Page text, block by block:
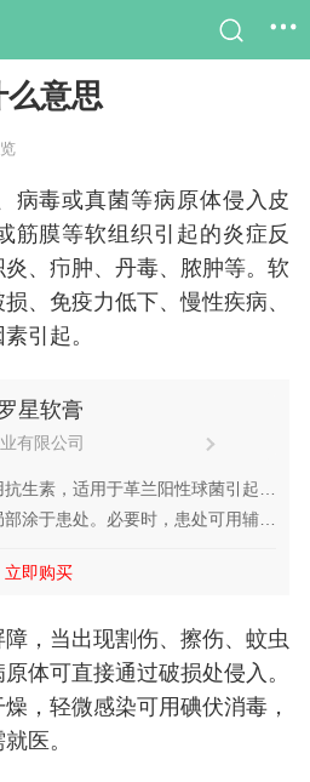
意思
病毒或真菌等病原体侵入皮
筋膜等软组织引起的炎症反
、疖肿、丹毒、脓肿等。软
、免疫力低下、慢性疾病、
引起。
星软膏
有限公司
生素，适用于革兰阳性球菌引起的
肿、毛囊炎等原发性皮肤感染及湿
涂于患处。必要时，患处可用辅料
立即购买
，当出现割伤、擦伤、蚊虫
体可直接通过破损处侵入。
，轻微感染可用碘伏消毒，
医。